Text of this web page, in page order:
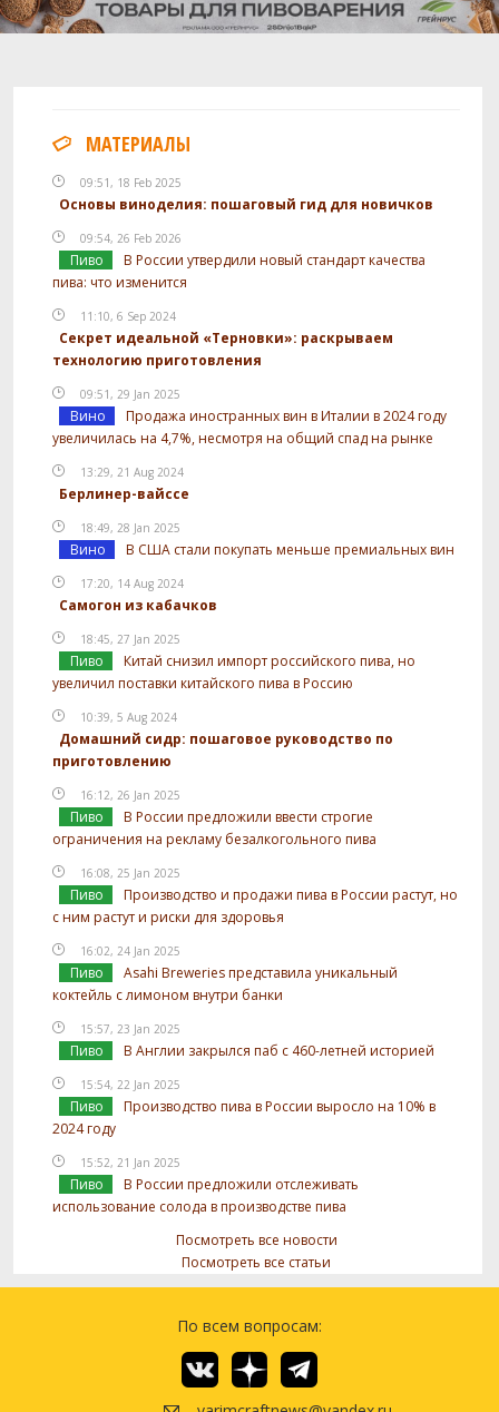
МАТЕРИАЛЫ
09:51, 18 Feb 2025
Основы виноделия: пошаговый гид для новичков
09:54, 26 Feb 2026
Пиво
В России утвердили новый стандарт качества
пива: что изменится
11:10, 6 Sep 2024
Секрет идеальной «Терновки»: раскрываем
технологию приготовления
09:51, 29 Jan 2025
Вино
Продажа иностранных вин в Италии в 2024 году
увеличилась на 4,7%, несмотря на общий спад на рынке
13:29, 21 Aug 2024
Берлинер-вайссе
18:49, 28 Jan 2025
Вино В США стали покупать меньше премиальных вин
17:20, 14 Aug 2024
Самогон из кабачков
18:45, 27 Jan 2025
Пиво
Китай снизил импорт российского пива, но
увеличил поставки китайского пива в Россию
10:39, 5 Aug 2024
Домашний сидр: пошаговое руководство по
приготовлению
16:12, 26 Jan 2025
Пиво
В России предложили ввести строгие
ограничения на рекламу безалкогольного пива
16:08, 25 Jan 2025
Пиво
Производство и продажи пива в России растут, но
с ним растут и риски для здоровья
16:02, 24 Jan 2025
Пиво
Asahi Breweries представила уникальный
коктейль с лимоном внутри банки
15:57, 23 Jan 2025
Пиво В Англии закрылся паб с 460-летней историей
15:54, 22 Jan 2025
Пиво
Производство пива в России выросло на 10% в
2024 году
15:52, 21 Jan 2025
Пиво
В России предложили отслеживать
использование солода в производстве пива
Посмотреть все новости
Посмотреть все статьи
По всем вопросам: